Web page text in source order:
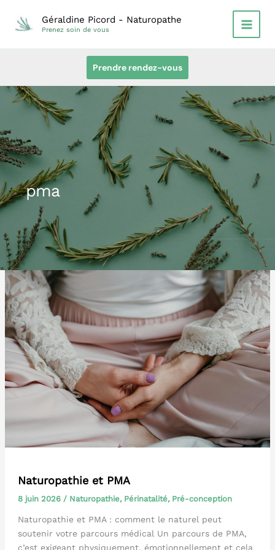
contenu
Géraldine Picord - Naturopathe
Prenez soin de vous
Prendre rendez-vous
pma
Naturopathie et PMA
8 juin 2026 / Naturopathie, Périnatalité, Pré-conception
Naturopathie et PMA : comment le naturel peut
soutenir votre parcours médical Un parcours de PMA,
c’est exigeant physiquement, émotionnellement et cela